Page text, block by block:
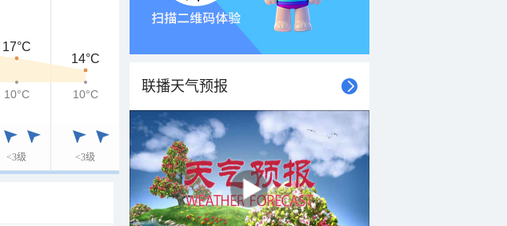
<3级 <3级
17°C
14°C
10°C 10°C 联播天气预报